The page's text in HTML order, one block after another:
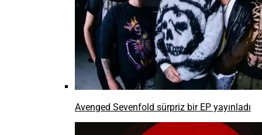
Avenged Sevenfold sürpriz bir EP yayınladı